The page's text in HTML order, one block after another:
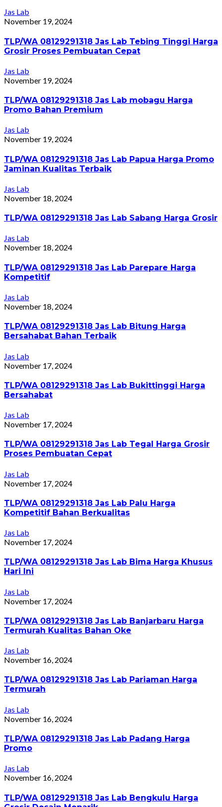
Jas Lab
November 19, 2024
TLP/WA 08129291318 Jas Lab Tebing Tinggi Harga
Grosir Proses Pembuatan Cepat
Jas Lab
November 19, 2024
TLP/WA 08129291318 Jas Lab mobagu Harga
Promo Bahan Premium
Jas Lab
November 19, 2024
TLP/WA 08129291318 Jas Lab Papua Harga Promo
Jaminan Kualitas Terbaik
Jas Lab
November 18, 2024
TLP/WA 08129291318 Jas Lab Sabang Harga Grosir
Jas Lab
November 18, 2024
TLP/WA 08129291318 Jas Lab Parepare Harga
Kompetitif
Jas Lab
November 18, 2024
TLP/WA 08129291318 Jas Lab Bitung Harga
Bersahabat Bahan Terbaik
Jas Lab
November 17, 2024
TLP/WA 08129291318 Jas Lab Bukittinggi Harga
Bersahabat
Jas Lab
November 17, 2024
TLP/WA 08129291318 Jas Lab Tegal Harga Grosir
Proses Pembuatan Cepat
Jas Lab
November 17, 2024
TLP/WA 08129291318 Jas Lab Palu Harga
Kompetitif Bahan Berkualitas
Jas Lab
November 17, 2024
TLP/WA 08129291318 Jas Lab Bima Harga Khusus
Hari Ini
Jas Lab
November 17, 2024
TLP/WA 08129291318 Jas Lab Banjarbaru Harga
Termurah Kualitas Bahan Oke
Jas Lab
November 16, 2024
TLP/WA 08129291318 Jas Lab Pariaman Harga
Termurah
Jas Lab
November 16, 2024
TLP/WA 08129291318 Jas Lab Padang Harga
Promo
Jas Lab
November 16, 2024
TLP/WA 08129291318 Jas Lab Bengkulu Harga